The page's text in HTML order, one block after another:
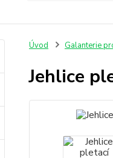
Úvod Galanterie
Jehlice